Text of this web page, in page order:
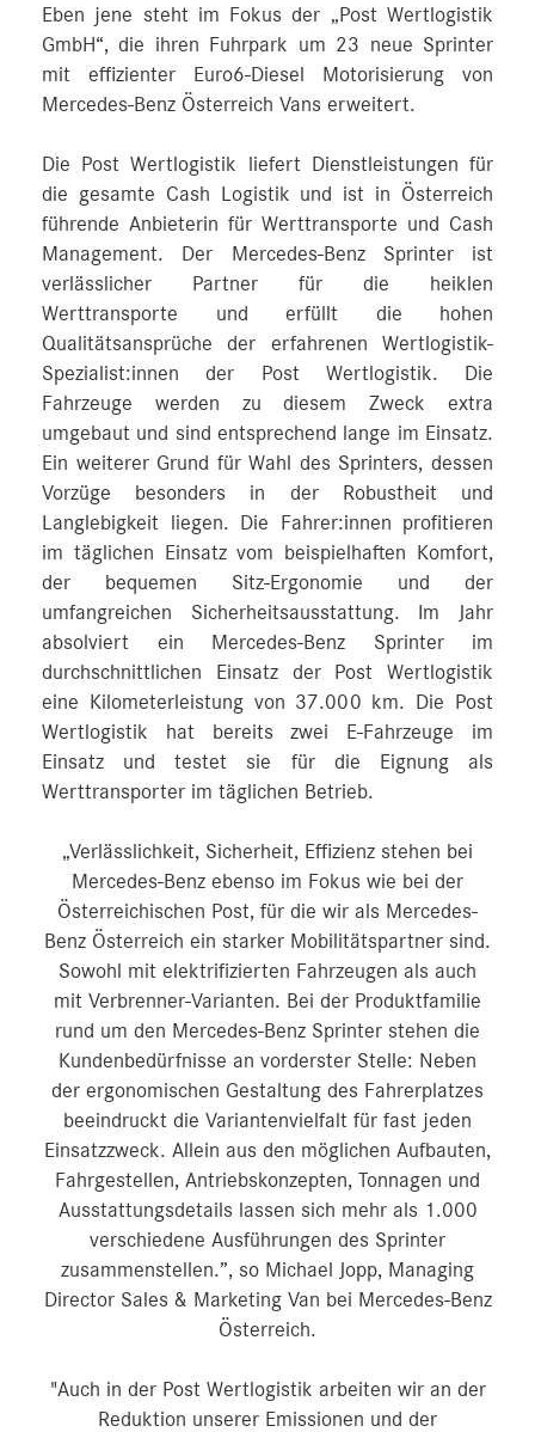
Eben jene steht im Fokus der „Post Wertlogistik
GmbH“, die ihren Fuhrpark um 23 neue Sprinter
mit effizienter Euro6-Diesel Motorisierung von
Mercedes-Benz Österreich Vans erweitert.
Die Post Wertlogistik liefert Dienstleistungen für
die gesamte Cash Logistik und ist in Österreich
führende Anbieterin für Werttransporte und Cash
Management. Der Mercedes-Benz Sprinter ist
verlässlicher Partner für die heiklen
Werttransporte und erfüllt die hohen
Qualitätsansprüche der erfahrenen Wertlogistik-
Spezialist:innen der Post Wertlogistik. Die
Fahrzeuge werden zu diesem Zweck extra
umgebaut und sind entsprechend lange im Einsatz.
Ein weiterer Grund für Wahl des Sprinters, dessen
Vorzüge besonders in der Robustheit und
Langlebigkeit liegen. Die Fahrer:innen profitieren
im täglichen Einsatz vom beispielhaften Komfort,
der bequemen Sitz-Ergonomie und der
umfangreichen Sicherheitsausstattung. Im Jahr
absolviert ein Mercedes-Benz Sprinter im
durchschnittlichen Einsatz der Post Wertlogistik
eine Kilometerleistung von 37.000 km. Die Post
Wertlogistik hat bereits zwei E-Fahrzeuge im
Einsatz und testet sie für die Eignung als
Werttransporter im täglichen Betrieb.
„Verlässlichkeit, Sicherheit, Effizienz stehen bei
Mercedes-Benz ebenso im Fokus wie bei der
Österreichischen Post, für die wir als Mercedes-
Benz Österreich ein starker Mobilitätspartner sind.
Sowohl mit elektrifizierten Fahrzeugen als auch
mit Verbrenner-Varianten. Bei der Produktfamilie
rund um den Mercedes-Benz Sprinter stehen die
Kundenbedürfnisse an vorderster Stelle: Neben
der ergonomischen Gestaltung des Fahrerplatzes
beeindruckt die Variantenvielfalt für fast jeden
Einsatzzweck. Allein aus den möglichen Aufbauten,
Fahrgestellen, Antriebskonzepten, Tonnagen und
Ausstattungsdetails lassen sich mehr als 1.000
verschiedene Ausführungen des Sprinter
zusammenstellen.”, so Michael Jopp, Managing
Director Sales & Marketing Van bei Mercedes-Benz
Österreich.
"Auch in der Post Wertlogistik arbeiten wir an der
Reduktion unserer Emissionen und der